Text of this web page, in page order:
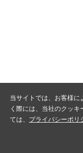
当サイトでは、お客様
く際には、当社のクッ
ては、 プライバシーポリ